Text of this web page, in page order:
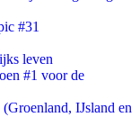
#31
leven
#1 voor de
IJsland en